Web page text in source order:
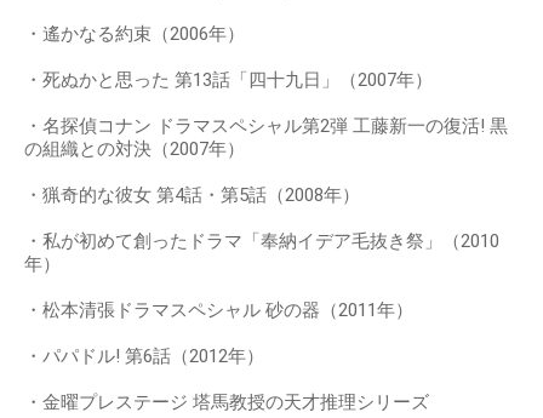
・遙かなる約束（2006年）
・死ぬかと思った 第13話「四十九日」（2007年）
・名探偵コナン ドラマスペシャル第2弾 工藤新一の復活! 黒
の組織との対決（2007年）
・猟奇的な彼女 第4話・第5話（2008年）
・私が初めて創ったドラマ「奉納イデア毛抜き祭」（2010
年）
・松本清張ドラマスペシャル 砂の器（2011年）
・パパドル! 第6話（2012年）
・金曜プレステージ 塔馬教授の天才推理シリーズ